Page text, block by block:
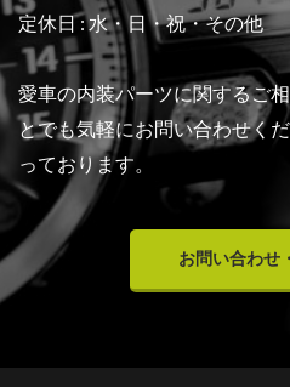
定休日 : 水・日・祝・その他
愛車の内装パーツに関するご
とでも気軽にお問い合わせくだ
っております。
お問い合わせ